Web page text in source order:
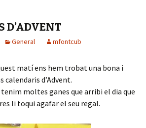
D’ADVENT
General mfontcub
matí ens hem trobat una bona i
calendaris d’Advent.
moltes ganes que arribi el dia que
li toqui agafar el seu regal.